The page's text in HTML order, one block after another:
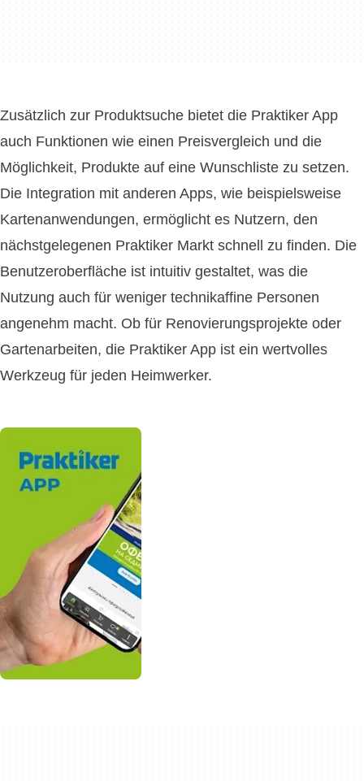
Zusätzlich zur Produktsuche bietet die Praktiker App
auch Funktionen wie einen Preisvergleich und die
Möglichkeit, Produkte auf eine Wunschliste zu setzen.
Die Integration mit anderen Apps, wie beispielsweise
Kartenanwendungen, ermöglicht es Nutzern, den
nächstgelegenen Praktiker Markt schnell zu finden. Die
Benutzeroberfläche ist intuitiv gestaltet, was die
Nutzung auch für weniger technikaffine Personen
angenehm macht. Ob für Renovierungsprojekte oder
Gartenarbeiten, die Praktiker App ist ein wertvolles
Werkzeug für jeden Heimwerker.